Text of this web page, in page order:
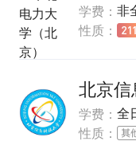
学费： 非
性质：
北京信
学费： 全
性质：